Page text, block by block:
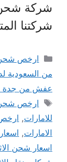
شركة
شركتنا
التصنيفات
ارخص
من السعودية
عفش من جدة
الوسوم
ارخص شحن
للامارات,
الامارات,
اسعار شحن